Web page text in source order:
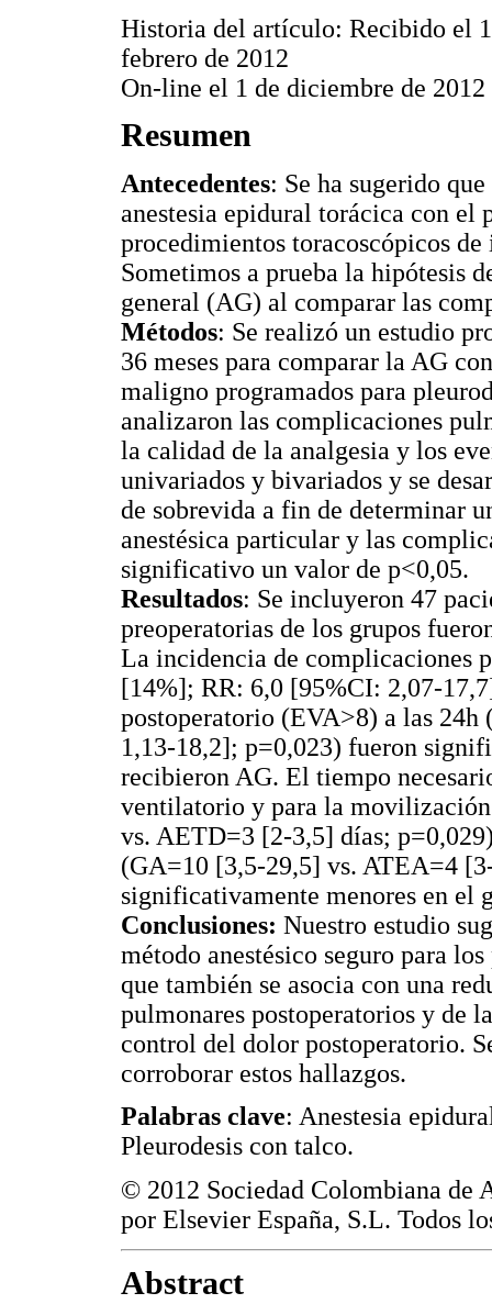
Historia del artículo: Recibido el
febrero de 2012
On-line el 1 de diciembre de 2012
Resumen
Antecedentes: Se ha sugerido
anestesia epidural torácica con el
procedimientos toracoscópicos
Sometimos a prueba la hipótesis
general (AG) al comparar las
Métodos: Se realizó un estudio
36 meses para comparar la AG
maligno programados para
analizaron las complicaciones
la calidad de la analgesia y los
univariados y bivariados y se
de sobrevida a fin de determinar
anestésica particular y las
significativo un valor de p<0,05.
Resultados: Se incluyeron 47
preoperatorias de los grupos
La incidencia de complicaciones
[14%]; RR: 6,0 [95%CI: 2,07-
postoperatorio (EVA>8) a las
1,13-18,2]; p=0,023) fueron
recibieron AG. El tiempo
ventilatorio y para la
vs. AETD=3 [2-3,5] días;
(GA=10 [3,5-29,5] vs. ATEA=4
significativamente menores en el
Conclusiones: Nuestro estudio
método anestésico seguro para
que también se asocia con una
pulmonares postoperatorios y de
control del dolor postoperatorio.
corroborar estos hallazgos.
Palabras clave: Anestesia
Pleurodesis con talco.
© 2012 Sociedad Colombiana de
por Elsevier España, S.L. Todos
Abstract